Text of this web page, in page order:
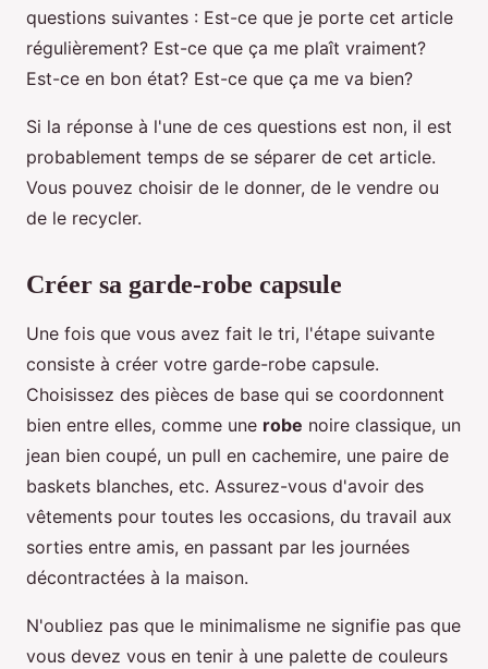
questions suivantes : Est-ce que je porte cet article
régulièrement? Est-ce que ça me plaît vraiment?
Est-ce en bon état? Est-ce que ça me va bien?
Si la réponse à l'une de ces questions est non, il est
probablement temps de se séparer de cet article.
Vous pouvez choisir de le donner, de le vendre ou
de le recycler.
Créer sa garde-robe capsule
Une fois que vous avez fait le tri, l'étape suivante
consiste à créer votre garde-robe capsule.
Choisissez des pièces de base qui se coordonnent
bien entre elles, comme une robe noire classique, un
jean bien coupé, un pull en cachemire, une paire de
baskets blanches, etc. Assurez-vous d'avoir des
vêtements pour toutes les occasions, du travail aux
sorties entre amis, en passant par les journées
décontractées à la maison.
N'oubliez pas que le minimalisme ne signifie pas que
vous devez vous en tenir à une palette de couleurs